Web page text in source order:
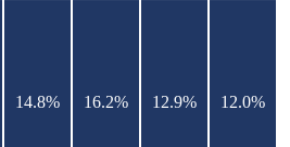
14.8% 16.2% 12.9% 12.0%